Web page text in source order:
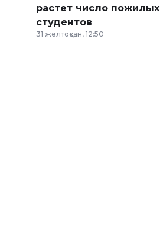
растет число пожилых
студентов
31 желтоқсан, 12:50